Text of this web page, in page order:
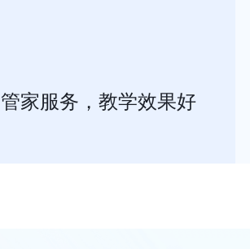
管家服务，教学效果好